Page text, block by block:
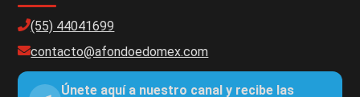
(55) 44041699
contacto@afondoedomex.com
Únete aquí a nuestro canal y recibe las